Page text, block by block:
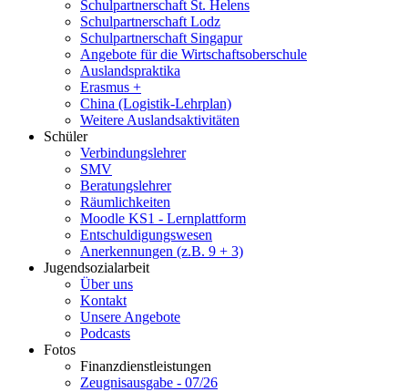
Schulpartnerschaft St. Helens
Schulpartnerschaft Lodz
Schulpartnerschaft Singapur
Angebote für die Wirtschaftsoberschule
Auslandspraktika
Erasmus +
China (Logistik-Lehrplan)
Weitere Auslandsaktivitäten
Schüler
Verbindungslehrer
SMV
Beratungslehrer
Räumlichkeiten
Moodle KS1 - Lernplattform
Entschuldigungswesen
Anerkennungen (z.B. 9 + 3)
Jugendsozialarbeit
Über uns
Kontakt
Unsere Angebote
Podcasts
Fotos
Finanzdienstleistungen
Zeugnisausgabe - 07/26